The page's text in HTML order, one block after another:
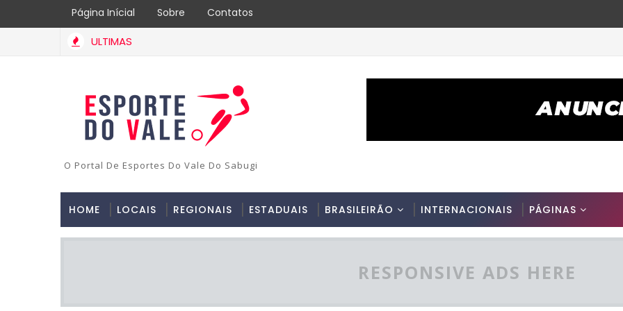
Página Inícial Sobre Contatos
ULTIMAS
O Portal De Esportes Do Vale Do Sabugi
HOME LOCAIS REGIONAIS ESTADUAIS BRASILEIRÃO INTERNACIONAIS PÁGINAS
RESPONSIVE ADS HERE